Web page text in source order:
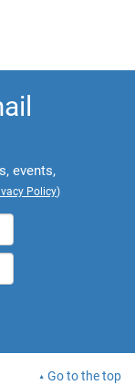
events,
Policy)
Go to the top